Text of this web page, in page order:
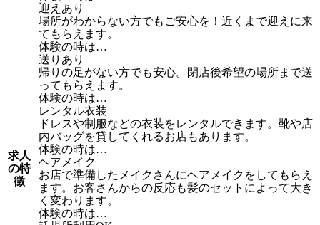
求人
の特
徴
迎えあり
場所がわからない方でもご安心を！近くまで迎えに来
てもらえます。
体験の時は…
送りあり
帰りの足がない方でも安心。閉店後希望の場所まで送
ってもらえます。
体験の時は…
レンタル衣装
ドレスや制服などの衣装をレンタルできます。靴や店
内バッグを貸してくれるお店もあります。
体験の時は…
ヘアメイク
お店で準備したメイクさんにヘアメイクをしてもらえ
ます。お客さんからの反応も髪のセットによって大き
く変わります。
体験の時は…